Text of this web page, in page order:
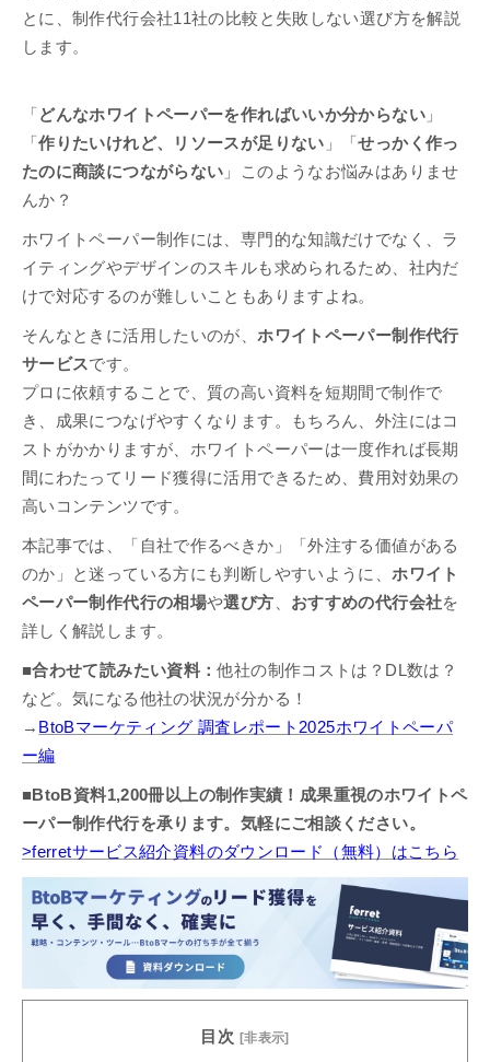
とに、制作代行会社11社の比較と失敗しない選び方を解説
します。
「 どんなホワイトペーパーを作ればいいか分からない」
「作りたいけれど、リソースが足りない 」「せっかく作っ
たのに商談につながらない 」このようなお悩みはありませ
んか？
ホワイトペーパー制作には、専門的な知識だけでなく、ラ
イティングやデザインのスキルも求められるため、社内だ
けで対応するのが難しいこともありますよね。
そんなときに活用したいのが、ホワイトペーパー制作代行
サービスです。
プロに依頼することで、質の高い資料を短期間で制作で
き、成果につなげやすくなります。もちろん、外注にはコ
ストがかかりますが、ホワイトペーパーは一度作れば長期
間にわたってリード獲得に活用できるため、費用対効果の
高いコンテンツです。
本記事では、「自社で作るべきか」「外注する価値がある
のか」と迷っている方にも判断しやすいように、ホワイト
ペーパー制作代行の相場や選び方 おすすめの代行会社を
詳しく解説します。
■合わせて読みたい資料：他社の制作コストは？DL数は？
など。気になる他社の状況が分かる！
→ BtoBマーケティング 調査レポート2025ホワイトペーパ
ー編
■BtoB資料1,200冊以上の制作実績！成果重視のホワイトペ
ーパー制作代行を承ります。気軽にご相談ください。
>ferretサービス紹介資料のダウンロード（無料）はこちら
目次 [非表示]